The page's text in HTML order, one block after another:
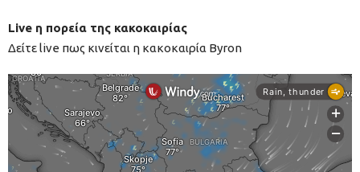
Live η πορεία της κακοκαιρίας
Δείτε live πως κινείται η κακοκαιρία Byron